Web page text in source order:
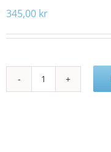
345,00 kr
L4601743